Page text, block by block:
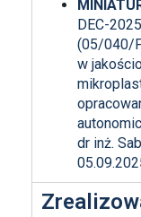
DEC-
(05/040/
w
dr inż.